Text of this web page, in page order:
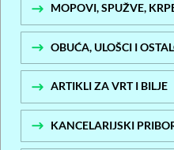
MOPOVI, SPUŽVE,
OBUĆA, ULOŠCI I
ARTIKLI ZA VRT I BILJE
KANCELARIJSKI